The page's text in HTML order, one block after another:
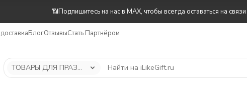
📶Подпишитесь на нас в MAX, чтобы всегда оставаться на связи
БлогОтзывыСтать Партнёром
ТОВАРЫ ДЛЯ ПРАЗДНИКА